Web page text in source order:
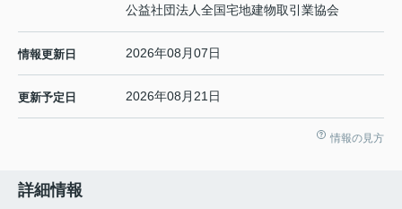
公益社団法人全国宅地建物取引業協会
情報更新日 2026年08月07日
更新予定日 2026年08月21日
情報の見方
詳細情報